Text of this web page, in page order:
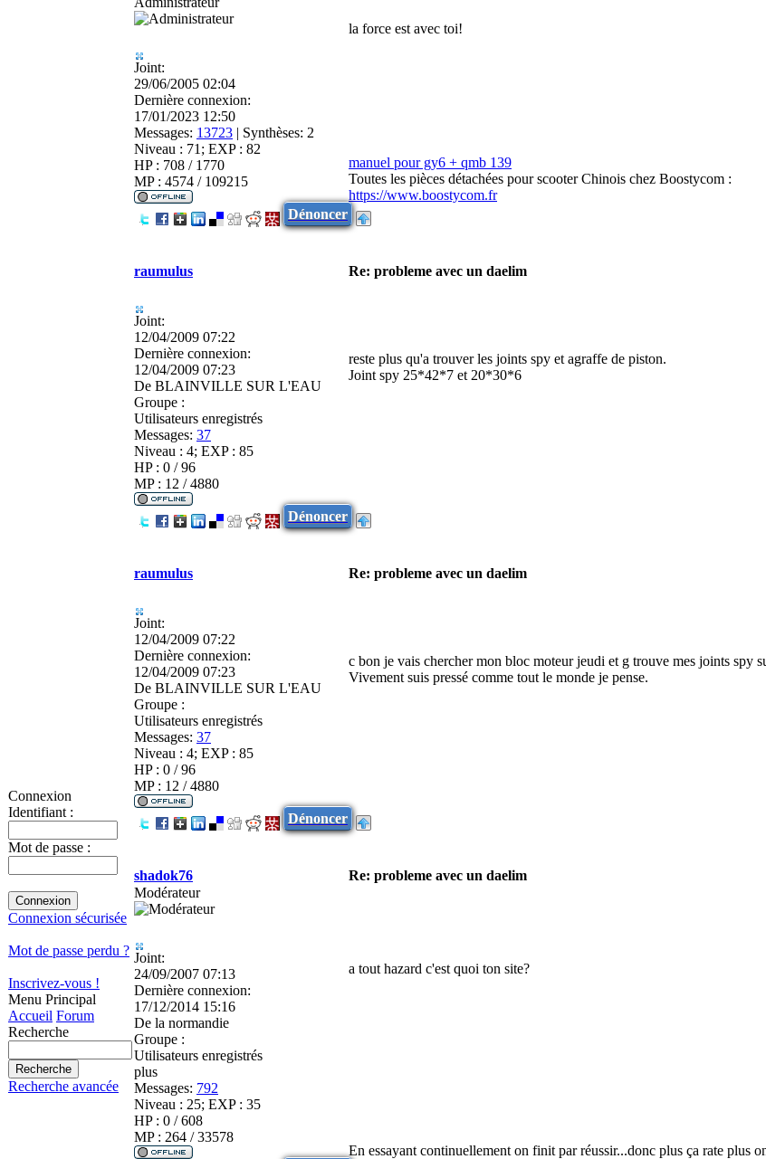
Connexion
Identifiant :
Mot de passe :
Connexion sécurisée
Mot de passe perdu ?
Inscrivez-vous !
Menu Principal
Accueil Forum
Recherche
Recherche avancée
Joint:
29/06/2005 02:04
Dernière connexion:
17/01/2023 12:50
Messages: 13723 | Synthèses: 2
Niveau : 71; EXP : 82
HP : 708 / 1770
MP : 4574 / 109215
la force est avec toi!
manuel pour gy6 + qmb 139
Toutes les pièces détachées pour scooter Chinois chez Boostycom :
https://www.boostycom.fr
Dénoncer
raumulus Re: probleme avec un daelim
Joint:
12/04/2009 07:22
Dernière connexion:
12/04/2009 07:23
De BLAINVILLE SUR L'EAU
Groupe :
Utilisateurs enregistrés
Messages: 37
Niveau : 4; EXP : 85
HP : 0 / 96
MP : 12 / 4880
reste plus qu'a trouver les joints spy et agraffe de piston.
Joint spy 25*42*7 et 20*30*6
Dénoncer
raumulus Re: probleme avec un daelim
Joint:
12/04/2009 07:22
Dernière connexion:
12/04/2009 07:23
De BLAINVILLE SUR L'EAU
Groupe :
Utilisateurs enregistrés
Messages: 37
Niveau : 4; EXP : 85
HP : 0 / 96
MP : 12 / 4880
c bon je vais chercher mon bloc moteur jeudi et g trouve mes joints spy
Vivement suis pressé comme tout le monde je pense.
Dénoncer
shadok76 Re: probleme avec un daelim
Modérateur
Joint:
24/09/2007 07:13
Dernière connexion:
17/12/2014 15:16
De la normandie
Groupe :
Utilisateurs enregistrés
plus
Messages: 792
Niveau : 25; EXP : 35
HP : 0 / 608
MP : 264 / 33578
a tout hazard c'est quoi ton site?
En essayant continuellement on finit par réussir...donc plus ça rate plus